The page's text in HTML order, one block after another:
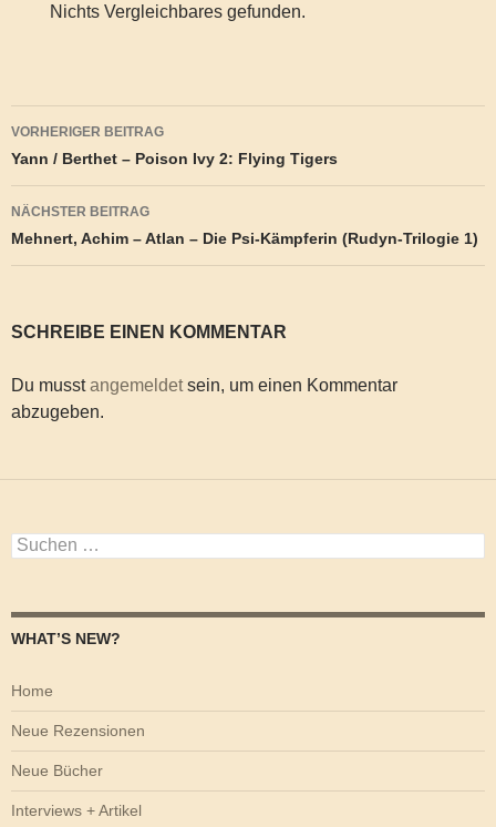
Nichts Vergleichbares gefunden.
Beitragsnavigation
VORHERIGER BEITRAG
Yann / Berthet – Poison Ivy 2: Flying Tigers
NÄCHSTER BEITRAG
Mehnert, Achim – Atlan – Die Psi-Kämpferin (Rudyn-Trilogie 1)
SCHREIBE EINEN KOMMENTAR
Du musstangemeldetsein, um einen Kommentar
abzugeben.
Suchen
nach:
WHAT’S NEW?
Home
Neue Rezensionen
Neue Bücher
Interviews + Artikel